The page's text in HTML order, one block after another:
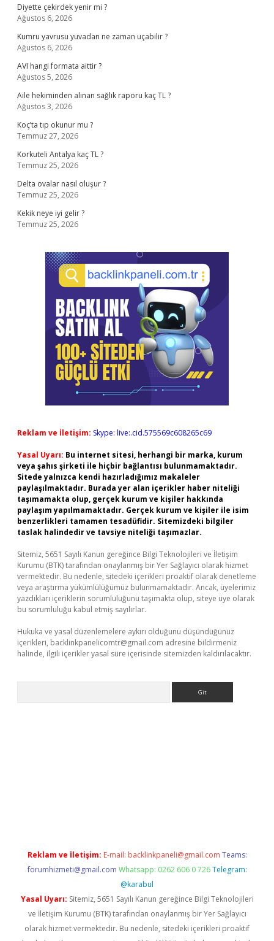
Diyette çekirdek yenir mi ?
Ağustos 6, 2026
Kumru yavrusu yuvadan ne zaman uçabilir ?
Ağustos 6, 2026
AVI hangi formata aittir ?
Ağustos 5, 2026
Aile hekiminden alınan sağlık raporu kaç TL ?
Ağustos 3, 2026
Koç’ta tıp okunur mu ?
Temmuz 27, 2026
Korkuteli Antalya kaç TL ?
Temmuz 25, 2026
Delta ovalar nasıl oluşur ?
Temmuz 25, 2026
Kekik neye iyi gelir ?
Temmuz 25, 2026
Reklam ve İletişim: Skype: live:.cid.575569c608265c69
Yasal Uyarı: Bu internet sitesi, herhangi bir marka, kurum
veya şahıs şirketi ile hiçbir bağlantısı bulunmamaktadır.
Sitede yalnızca kendi hazırladığımız makaleler
paylaşılmaktadır. Burada yer alan içerikler haber niteliği
taşımamakta olup, gerçek kurum ve kişiler hakkında
paylaşım yapılmamaktadır. Gerçek kurum ve kişiler ile isim
benzerlikleri tamamen tesadüfidir. Sitemizdeki bilgiler
taslak halindedir ve tavsiye niteliği taşımazlar.
Sitemiz, 5651 Sayılı Kanun gereğince Bilgi Teknolojileri ve İletişim
Kurumu (BTK) tarafından onaylanmış bir Yer Sağlayıcı olarak hizmet
vermektedir. Bu nedenle, sitedeki içerikleri proaktif olarak denetleme
veya araştırma yükümlülüğümüz bulunmamaktadır. Ancak, üyelerimiz
yazdıkları içeriklerin sorumluluğunu taşımakta olup, siteye üye olarak
bu sorumluluğu kabul etmiş sayılırlar.
Hukuka ve yasal düzenlemelere aykırı olduğunu düşündüğünüz
içerikleri, backlinkpanelicomtr@gmail.com adresine bildirmeniz
halinde, ilgili içerikler yasal süre içerisinde sitemizden kaldırılacaktır.
Reklam ve İletişim: E-mail: backlinkpaneli@gmail.com Teams:
forumhizmeti@gmail.com Whatsapp: 0262 606 0 726 Telegram:
@karabul
Yasal Uyarı: Sitemiz, 5651 Sayılı Kanun gereğince Bilgi Teknolojileri
ve İletişim Kurumu (BTK) tarafından onaylanmış bir Yer Sağlayıcı
olarak hizmet vermektedir. Bu nedenle, sitedeki içerikleri proaktif